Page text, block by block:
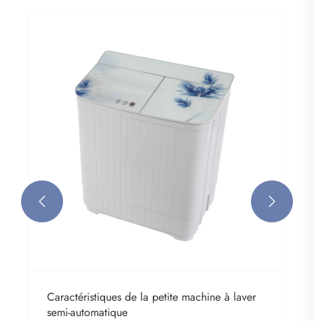
Caractéristiques de la petite machine à laver
semi-automatique
 